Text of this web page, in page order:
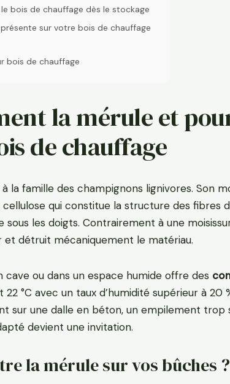
bois de chauffage dès le stockage
sur votre bois de chauffage
bois de chauffage
la mérule et
de chauffage
la famille des champignons lignivores. Son
qui constitue la structure des fibres
les doigts. Contrairement à une
détruit mécaniquement le matériau.
ou dans un espace humide offre des
°C avec un taux d’humidité supérieur à 20
sur une dalle en béton, un empilement trop
devient une invitation.
la mérule sur vos bûches ?